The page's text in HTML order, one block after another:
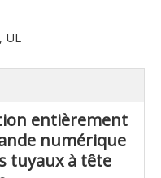
entièrement
numérique
tuyaux à tête